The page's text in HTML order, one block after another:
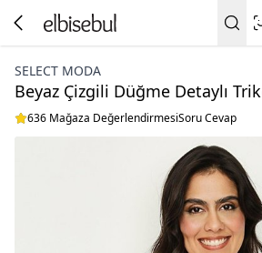
SELECT MODA
Beyaz Çizgili Düğme Detaylı
636 Mağaza DeğerlendirmesiSoru Cevap